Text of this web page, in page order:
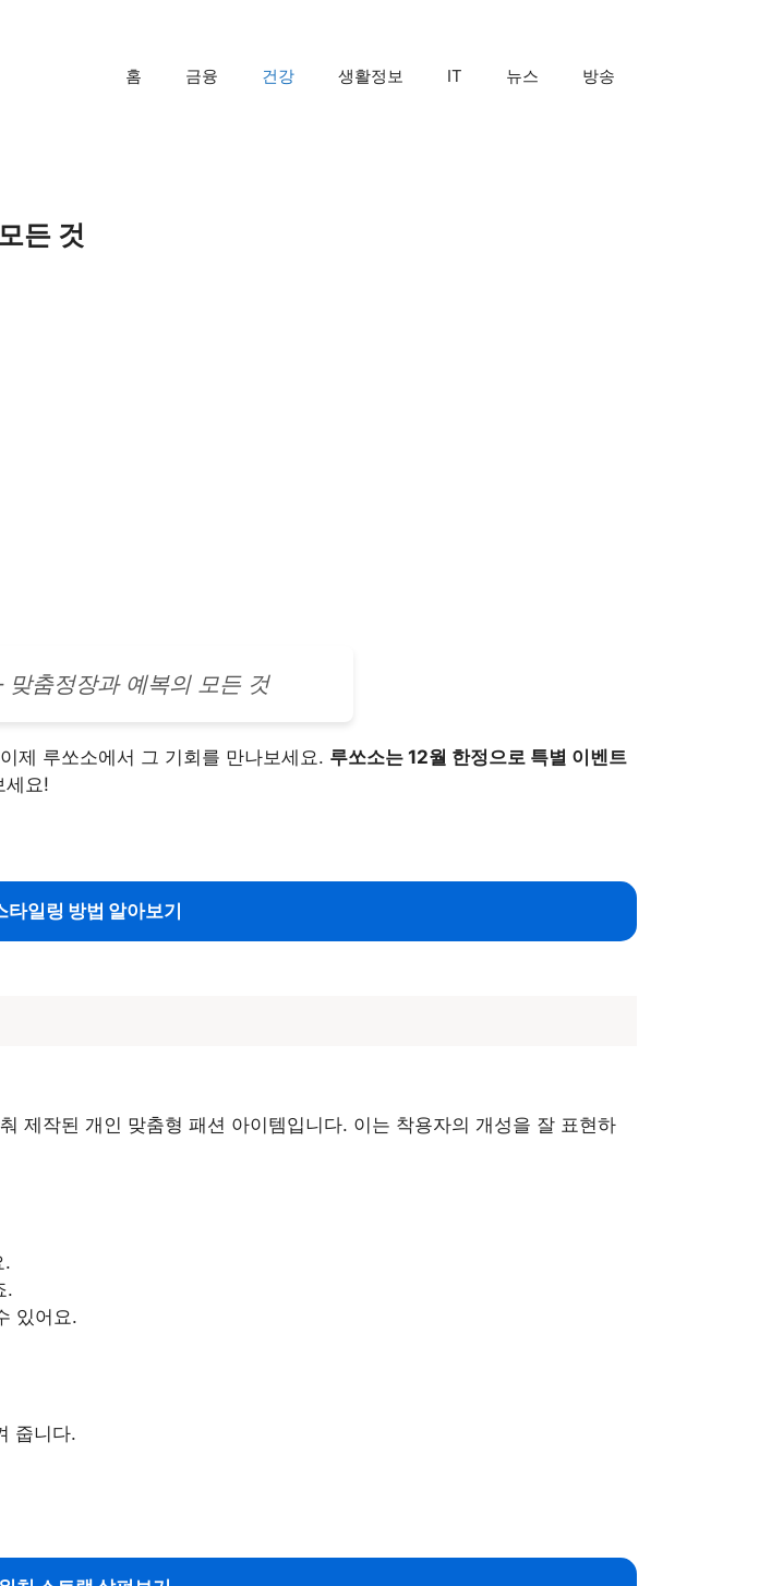
홈 금융 건강 생활정보 IT 뉴스 방송
든 것
맞춤정장과 예복의 모든 것
제 루쏘소에서 그 기회를 만나보세요. 루쏘소는 12월 한정으로 특별 이벤트
세요!
타일링 방법 알아보기
제작된 개인 맞춤형 패션 아이템입니다. 이는 착용자의 개성을 잘 표현하
.
.
있어요.
줍니다.